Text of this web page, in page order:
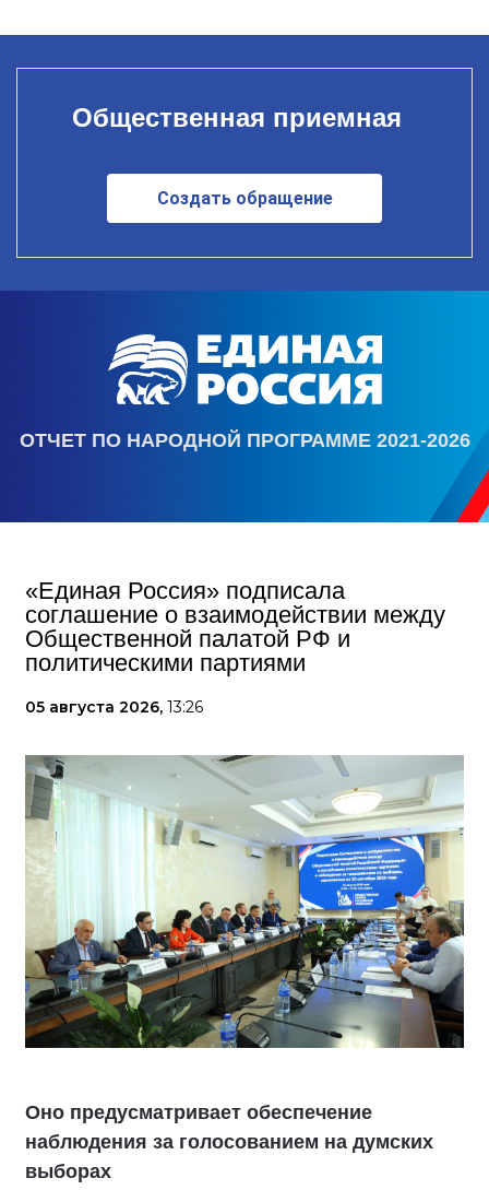
Общественная приемная
Создать обращение
ОТЧЕТ ПО НАРОДНОЙ ПРОГРАММЕ 2021-2026
«Единая Россия» подписала
соглашение о взаимодействии между
Общественной палатой РФ и
политическими партиями
05 августа 2026, 13:26
Оно предусматривает обеспечение
наблюдения за голосованием на думских
выборах